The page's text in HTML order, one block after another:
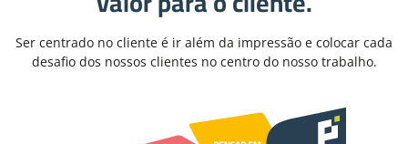
Ser centrado no cliente é ir além da impressão e colocar cada
desafio dos nossos clientes no centro do nosso trabalho.